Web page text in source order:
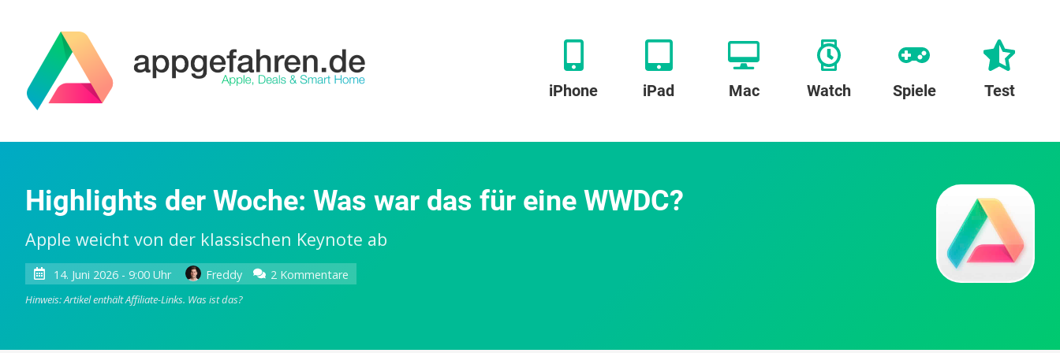
iPhone iPad Mac Watch Spiele Test
Highlights der Woche: Was war das für eine WWDC?
Apple weicht von der klassischen Keynote ab
14. Juni 2026 - 9:00 Uhr Freddy 2 Kommentare
Hinweis: Artikel enthält Affiliate-Links. Was ist das?